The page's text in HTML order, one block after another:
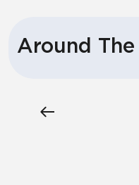
Around The